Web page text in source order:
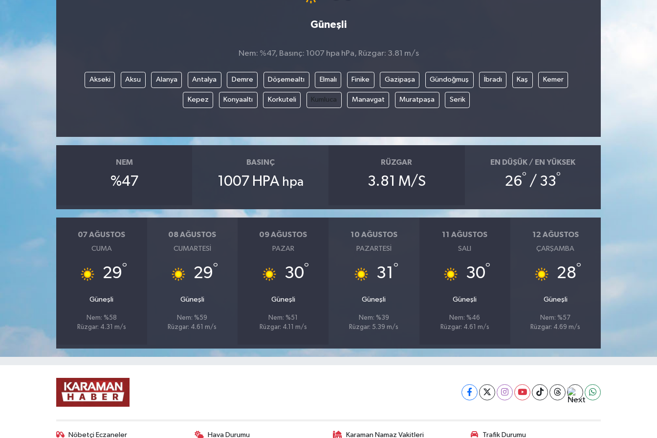
Güneşli
Nem: %47, Basınç: 1007 hpa hPa, Rüzgar: 3.81 m/s
Akseki Aksu Alanya Antalya Demre Döşemealtı Elmalı Finike Gazipaşa Gündoğmuş İbradı Kaş Kemer
Kepez Konyaaltı Korkuteli Kumluca Manavgat Muratpaşa Serik
NEM
%47
BASINÇ
1007 HPA hpa
RÜZGAR
3.81 M/S
EN DÜŞÜK / EN YÜKSEK
26° / 33°
07 AĞUSTOS
CUMA
29°
Güneşli
Nem: %58
Rüzgar: 4.31 m/s
08 AĞUSTOS
CUMARTESI
29°
Güneşli
Nem: %59
Rüzgar: 4.61 m/s
09 AĞUSTOS
PAZAR
30°
Güneşli
Nem: %51
Rüzgar: 4.11 m/s
10 AĞUSTOS
PAZARTESI
31 °
Güneşli
Nem: %39
Rüzgar: 5.39 m/s
11 AĞUSTOS
SALI
30°
Güneşli
Nem: %46
Rüzgar: 4.61 m/s
12 AĞUSTOS
ÇARŞAMBA
28°
Güneşli
Nem: %57
Rüzgar: 4.69 m/s
Nöbetçi Eczaneler Hava Durumu Karaman Namaz Vakitleri Trafik Durumu
Spor